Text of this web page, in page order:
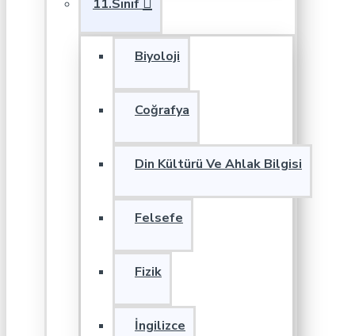
11.Sınıf
Biyoloji
Coğrafya
Din Kültürü Ve Ahlak Bilgisi
Felsefe
Fizik
İngilizce